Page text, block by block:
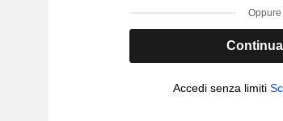
Oppure
Accedi senza limiti